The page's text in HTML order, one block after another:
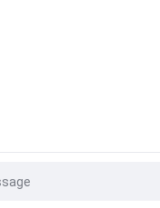
Quote request suatu